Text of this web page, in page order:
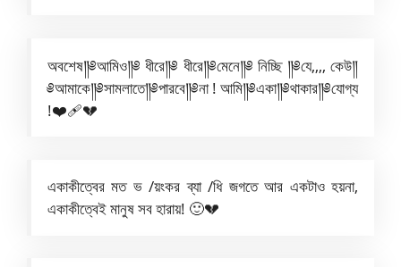
অবশেষ༎༅আমিও༎༅ ধীরে༎༅ ধীরে༎༅মেনে༎༅ নিচ্ছি ༎༅যে,,,, কেউ༎
༅আমাকে༎༅সামলাতে༎༅পারবে༎༅না ! আমি༎༅একা༎༅থাকার༎༅যোগ্য
!❤️‍🩹💔
একাকীত্বের মত ভ /য়ংকর ব্যা /ধি জগতে আর একটাও হয়না,
একাকীত্বেই মানুষ সব হারায়! 🙂💔